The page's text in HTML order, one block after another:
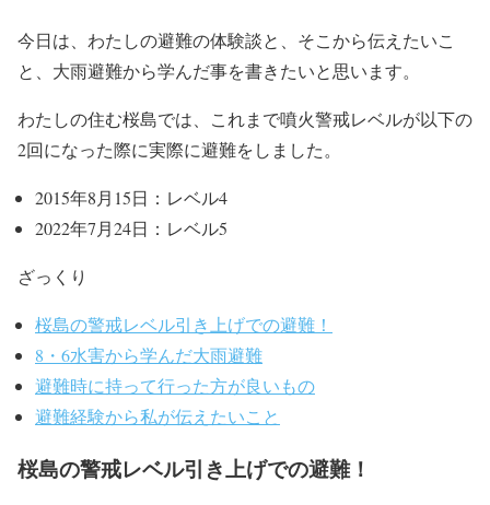
今日は、わたしの避難の体験談と、そこから伝えたいこ
と、大雨避難から学んだ事を書きたいと思います。
わたしの住む桜島では、これまで噴火警戒レベルが以下の
2回になった際に実際に避難をしました。
2015年8月15日：レベル4
2022年7月24日：レベル5
ざっくり
桜島の警戒レベル引き上げでの避難！
8・6水害から学んだ大雨避難
避難時に持って行った方が良いもの
避難経験から私が伝えたいこと
桜島の警戒レベル引き上げでの避難！